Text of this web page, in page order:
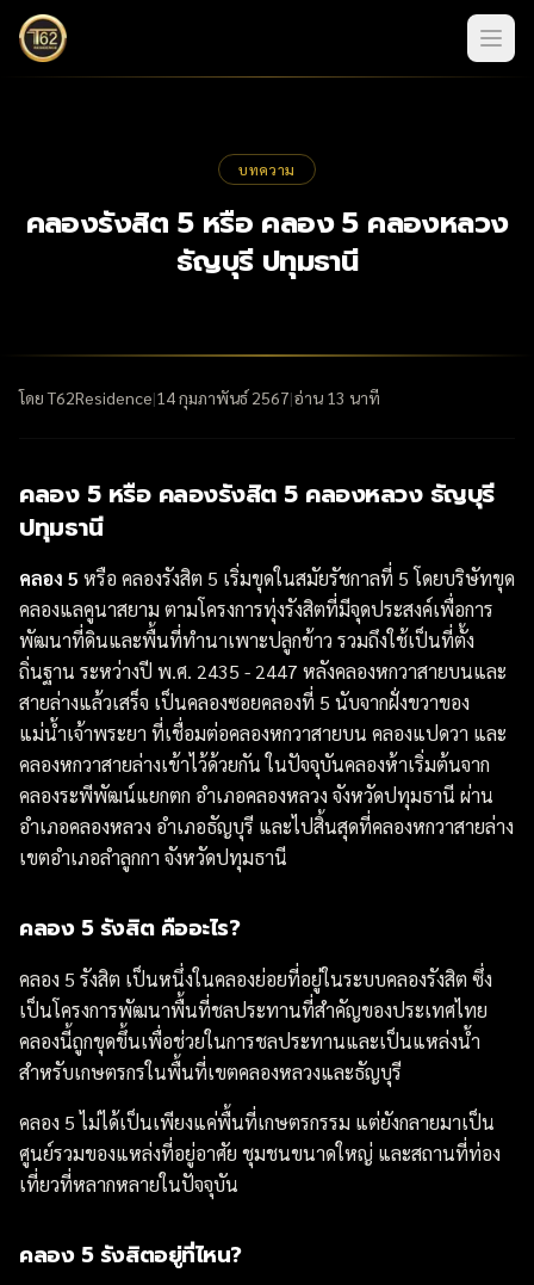
บทความ
คลองรังสิต 5 หรือ คลอง 5 คลองหลวง
ธัญบุรี ปทุมธานี
โดยT62Residence|14 กุมภาพันธ์ 2567|อ่าน 13 นาที
คลอง 5 หรือ คลองรังสิต 5 คลองหลวง ธัญบุรี
ปทุมธานี
คลอง 5 หรือ คลองรังสิต 5 เริ่มขุดในสมัยรัชกาลที่ 5 โดยบริษัทขุด
คลองแลคูนาสยาม ตามโครงการทุ่งรังสิตที่มีจุดประสงค์เพื่อการ
พัฒนาที่ดินและพื้นที่ทำนาเพาะปลูกข้าว รวมถึงใช้เป็นที่ตั้ง
ถิ่นฐาน ระหว่างปี พ.ศ. 2435 - 2447 หลังคลองหกวาสายบนและ
สายล่างแล้วเสร็จ เป็นคลองซอยคลองที่ 5 นับจากฝั่งขวาของ
แม่น้ำเจ้าพระยา ที่เชื่อมต่อคลองหกวาสายบน คลองแปดวา และ
คลองหกวาสายล่างเข้าไว้ด้วยกัน ในปัจจุบันคลองห้าเริ่มต้นจาก
คลองระพีพัฒน์แยกตก อำเภอคลองหลวง จังหวัดปทุมธานี ผ่าน
อำเภอคลองหลวง อำเภอธัญบุรี และไปสิ้นสุดที่คลองหกวาสายล่าง
เขตอำเภอลำลูกกา จังหวัดปทุมธานี
คลอง 5 รังสิต คืออะไร?
คลอง 5 รังสิต เป็นหนึ่งในคลองย่อยที่อยู่ในระบบคลองรังสิต ซึ่ง
เป็นโครงการพัฒนาพื้นที่ชลประทานที่สำคัญของประเทศไทย
คลองนี้ถูกขุดขึ้นเพื่อช่วยในการชลประทานและเป็นแหล่งน้ำ
สำหรับเกษตรกรในพื้นที่เขตคลองหลวงและธัญบุรี
คลอง 5 ไม่ได้เป็นเพียงแค่พื้นที่เกษตรกรรม แต่ยังกลายมาเป็น
ศูนย์รวมของแหล่งที่อยู่อาศัย ชุมชนขนาดใหญ่ และสถานที่ท่อง
เที่ยวที่หลากหลายในปัจจุบัน
คลอง 5 รังสิตอยู่ที่ไหน?